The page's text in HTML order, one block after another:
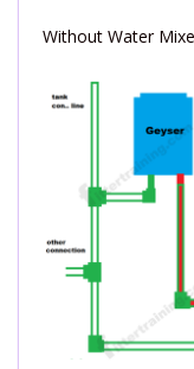
Without Water